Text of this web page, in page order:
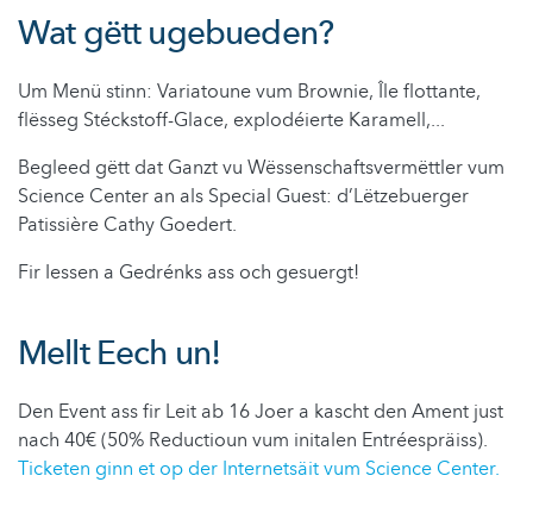
Wat gëtt ugebueden?
Um Menü stinn: Variatoune vum Brownie, Île flottante,
flësseg Stéckstoff-Glace, explodéierte Karamell,...
Begleed gëtt dat Ganzt vu Wëssenschaftsvermëttler vum
Science Center an als Special Guest: d’Lëtzebuerger
Patissière Cathy Goedert.
Fir Iessen a Gedrénks ass och gesuergt!
Mellt Eech un!
Den Event ass fir Leit ab 16 Joer a kascht den Ament just
nach 40€ (50% Reductioun vum initalen Entréespräiss).
Ticketen ginn et op der Internetsäit vum Science Center.